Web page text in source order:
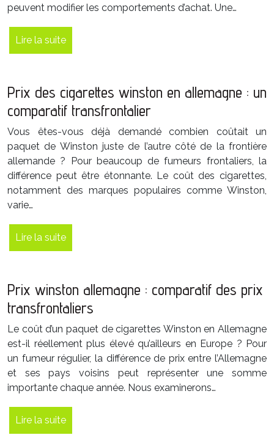
peuvent modifier les comportements d’achat. Une…
Lire la suite
Prix des cigarettes winston en allemagne : un
comparatif transfrontalier
Vous êtes-vous déjà demandé combien coûtait un
paquet de Winston juste de l’autre côté de la frontière
allemande ? Pour beaucoup de fumeurs frontaliers, la
différence peut être étonnante. Le coût des cigarettes,
notamment des marques populaires comme Winston,
varie…
Lire la suite
Prix winston allemagne : comparatif des prix
transfrontaliers
Le coût d’un paquet de cigarettes Winston en Allemagne
est-il réellement plus élevé qu’ailleurs en Europe ? Pour
un fumeur régulier, la différence de prix entre l’Allemagne
et ses pays voisins peut représenter une somme
importante chaque année. Nous examinerons…
Lire la suite